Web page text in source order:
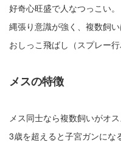
好奇心旺盛で人なつっこい。
縄張り意識が強く、複数飼い
おしっこ飛ばし（スプレー行
メスの特徴
メス同士なら複数飼いがオス
3歳を超えると子宮ガンにな